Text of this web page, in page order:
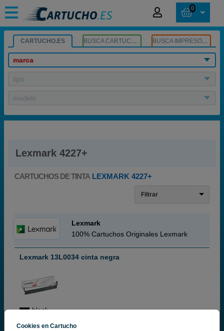
0
CARTUCHO.ES BUSCA CARTUCHOS BUSCA IMPRESORA
marca
tipo
modelo
Lexmark 4227+
CARTUCHOS DE TINTA LEXMARK 4227+
Filtrar
Lexmark
100% Cartuchos Originales Lexmark
Lexmark 13L0034 cinta negra
black
Cookies en Cartucho